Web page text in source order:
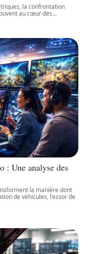
la confrontation
au cœur des…
: Une analyse des
la manière dont
de véhicules, l'essor de